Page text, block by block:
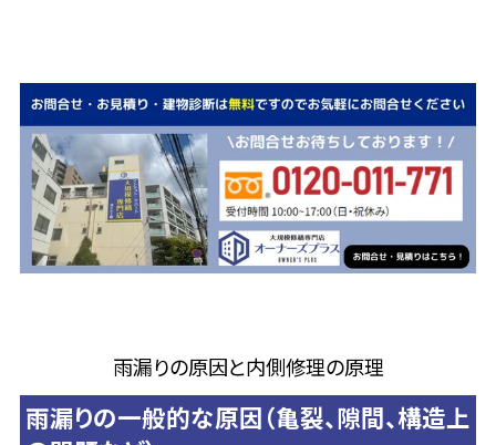
雨漏りの原因と内側修理の原理
雨漏りの一般的な原因（亀裂、隙間、構造上